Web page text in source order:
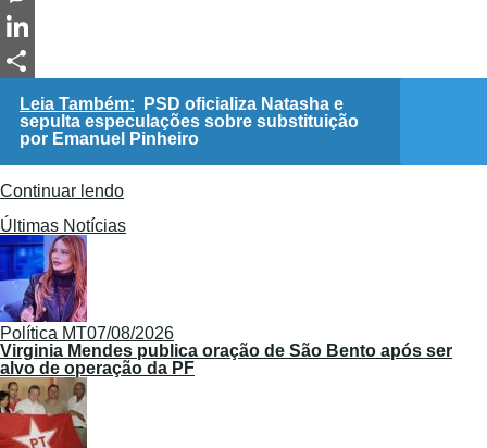
Messenger
LinkedIn
Share
Leia Também:
PSD oficializa Natasha e
sepulta especulações sobre substituição
por Emanuel Pinheiro
Continuar lendo
Últimas Notícias
Política MT07/08/2026
Virginia Mendes publica oração de São Bento após ser
alvo de operação da PF